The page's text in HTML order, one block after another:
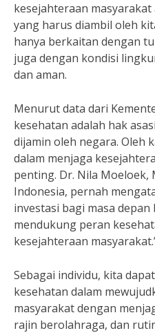
kesejahteraan
yang harus diambil oleh
hanya berkaitan dengan
juga dengan kondisi
dan aman.
Menurut data dari
kesehatan adalah hak
dijamin oleh negara. Oleh
dalam menjaga
penting. Dr. Nila Moeloek,
Indonesia, pernah
investasi bagi masa depan
mendukung peran
kesejahteraan
Sebagai individu, kita
kesehatan dalam
masyarakat dengan
rajin berolahraga, dan